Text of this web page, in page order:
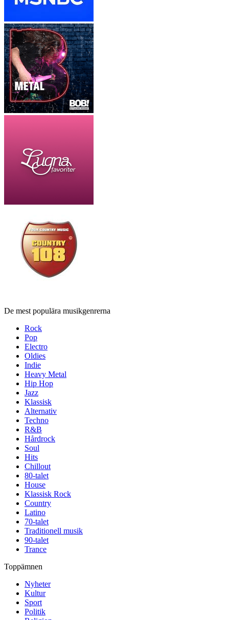
De mest populära musikgenrerna
Rock
Pop
Electro
Oldies
Indie
Heavy Metal
Hip Hop
Jazz
Klassisk
Alternativ
Techno
R&B
Hårdrock
Soul
Hits
Chillout
80-talet
House
Klassisk Rock
Country
Latino
70-talet
Traditionell musik
90-talet
Trance
Toppämnen
Nyheter
Kultur
Sport
Politik